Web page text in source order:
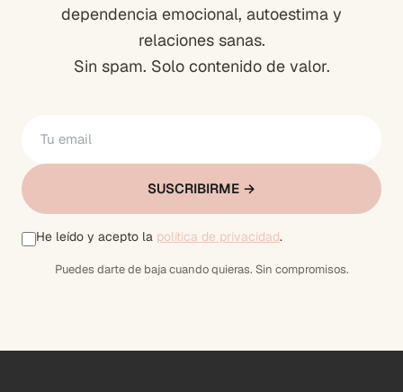
dependencia emocional, autoestima y
relaciones sanas.
Sin spam. Solo contenido de valor.
SUSCRIBIRME →
He leído y acepto la política de privacidad.
Puedes darte de baja cuando quieras. Sin compromisos.